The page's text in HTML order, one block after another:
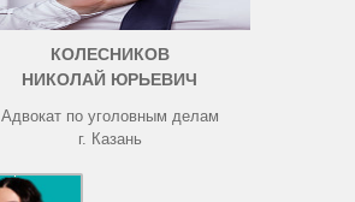
КОЛЕСНИКОВ
НИКОЛАЙ ЮРЬЕВИЧ
Адвокат по уголовным делам
г. Казань